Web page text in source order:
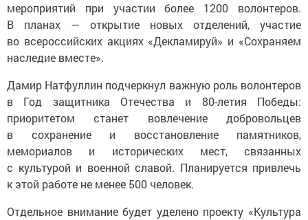
мероприятий при участии более 1200 волонтеров.
В планах — открытие новых отделений, участие
во всероссийских акциях «Декламируй» и «Сохраняем
наследие вместе».
Дамир Натфуллин подчеркнул важную роль волонтеров
в Год защитника Отечества и 80-летия Победы:
приоритетом станет вовлечение добровольцев
в сохранение и восстановление памятников,
мемориалов и исторических мест, связанных
с культурой и военной славой. Планируется привлечь
к этой работе не менее 500 человек.
Отдельное внимание будет уделено проекту «Культура